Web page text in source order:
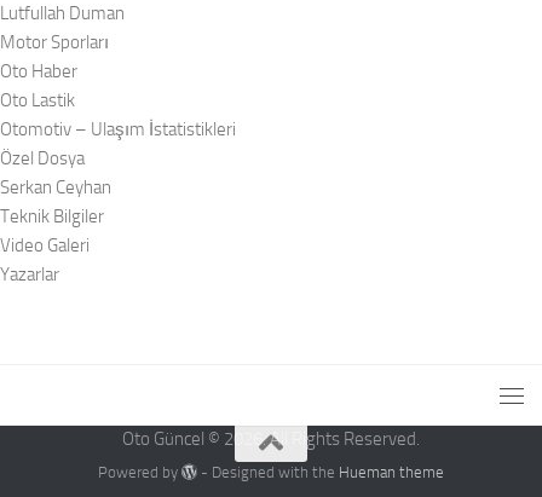
Lutfullah Duman
Motor Sporları
Oto Haber
Oto Lastik
Otomotiv – Ulaşım İstatistikleri
Özel Dosya
Serkan Ceyhan
Teknik Bilgiler
Video Galeri
Yazarlar
Oto Güncel © 2026. All Rights Reserved.
Powered by - Designed with the Hueman theme